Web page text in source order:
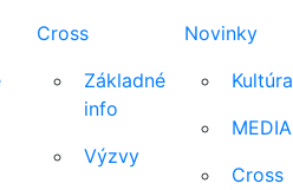
Cross
Základné
info
Výzvy
Novinky
Kultúra
MEDIA
Cross